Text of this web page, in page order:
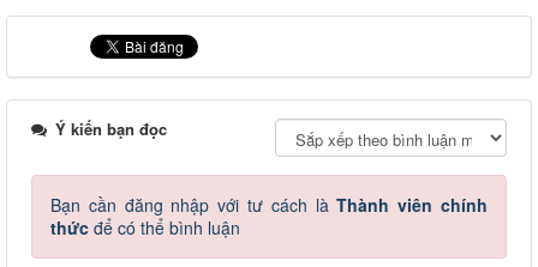
Ý kiến bạn đọc
Bạn cần đăng nhập với tư cách làThành viên chính
thức để có thể bình luận